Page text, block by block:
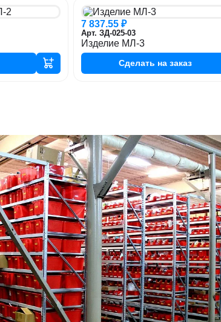
7 837.55 ₽
Арт. ЗД-025-03
Изделие МЛ-3
Сделать на заказ